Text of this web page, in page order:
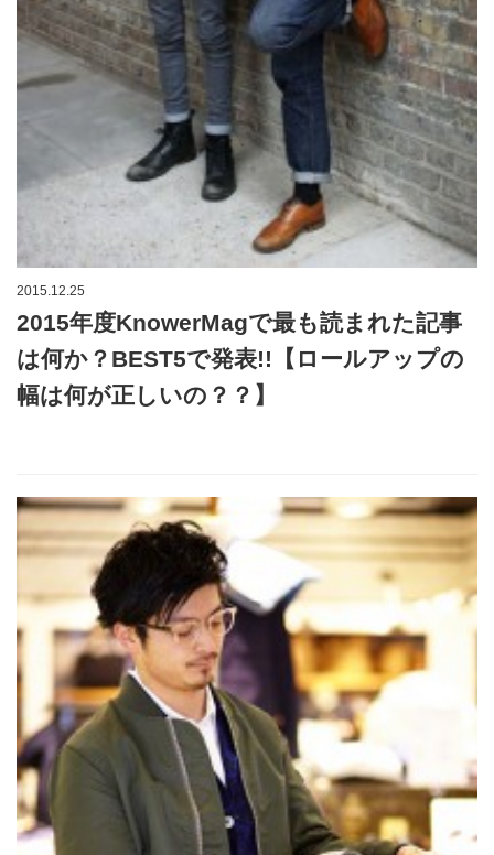
2015.12.25
2015年度KnowerMagで最も読まれた記事
は何か？BEST5で発表!!【ロールアップの
幅は何が正しいの？？】